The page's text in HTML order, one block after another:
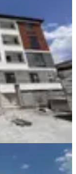
Mah.
Konumda